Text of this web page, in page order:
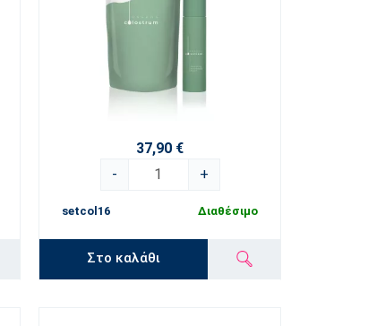
37,90 €
-
+
setcol16 Διαθέσιμο
Στο καλάθι